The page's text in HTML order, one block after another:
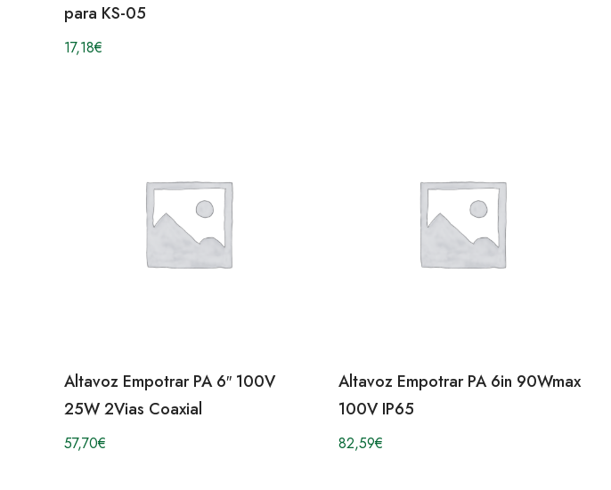
para KS-05
17,18€
Altavoz Empotrar PA 6″ 100V
25W 2Vias Coaxial
57,70€
Altavoz Empotrar PA 6in 90Wmax
100V IP65
82,59€